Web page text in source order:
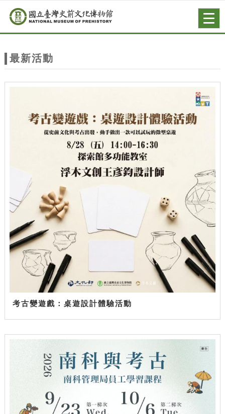
站
主
跳到主要內容
網站導覽
最新活動
考古變遊戲：桌遊設計體驗活動